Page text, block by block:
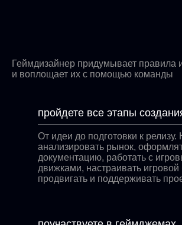
Геймдизайнер придумывает правила
и воплощает их с помощью команды
пройдете все этапы
От идеи до подготовки к релизу.
анализировать рынок,
документацию, работать с
движками, настраивать игровой
продвигать и поддерживать
Чему вы научитесь на